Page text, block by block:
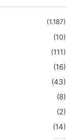
(1.187)
(10)
(111)
(16)
(43)
(8)
(2)
(14)